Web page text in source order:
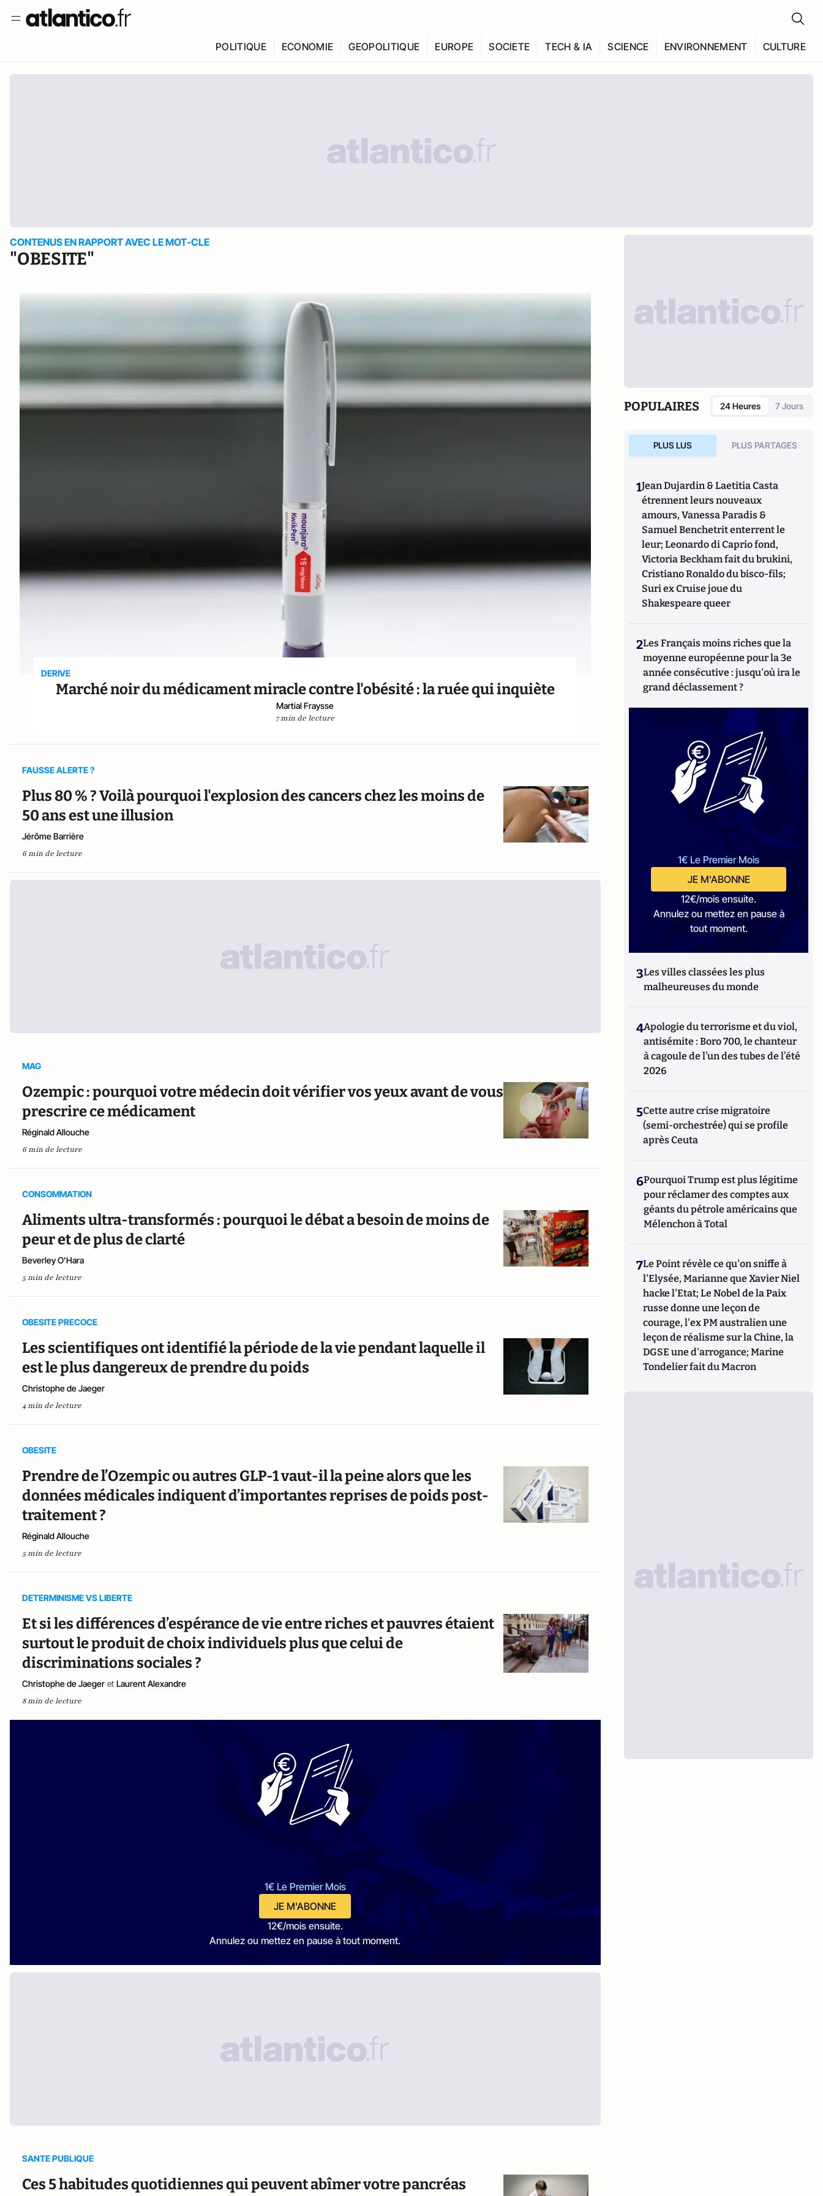
POLITIQUE ECONOMIE GEOPOLITIQUE EUROPE SOCIETE TECH & IA SCIENCE ENVIRONNEMENT CULTURE
CONTENUS EN RAPPORT AVEC LE MOT-CLE
"OBESITE"
DERIVE
Marché noir du médicament miracle contre l'obésité : la ruée qui inquiète
Martial Fraysse
7 min de lecture
FAUSSE ALERTE ?
Plus 80 % ? Voilà pourquoi l'explosion des cancers chez les moins de
50 ans est une illusion
Jérôme Barrière
6 min de lecture
MAG
Ozempic : pourquoi votre médecin doit vérifier vos yeux avant de vous
prescrire ce médicament
Réginald Allouche
6 min de lecture
CONSOMMATION
Aliments ultra-transformés : pourquoi le débat a besoin de moins de
peur et de plus de clarté
Beverley O'Hara
5 min de lecture
OBESITE PRECOCE
Les scientifiques ont identifié la période de la vie pendant laquelle il
est le plus dangereux de prendre du poids
Christophe de Jaeger
4 min de lecture
OBESITE
Prendre de l’Ozempic ou autres GLP-1 vaut-il la peine alors que les
données médicales indiquent d’importantes reprises de poids post-
traitement ?
Réginald Allouche
5 min de lecture
DETERMINISME VS LIBERTE
Et si les différences d’espérance de vie entre riches et pauvres étaient
surtout le produit de choix individuels plus que celui de
discriminations sociales ?
Christophe de Jaeger et Laurent Alexandre
8 min de lecture
1€ Le Premier Mois
JE M'ABONNE
12€/mois ensuite.
Annulez ou mettez en pause à tout moment.
SANTE PUBLIQUE
Ces 5 habitudes quotidiennes qui peuvent abîmer votre pancréas
POPULAIRES 24 Heures 7 Jours
PLUS LUS PLUS PARTAGES
1Jean Dujardin & Laetitia Casta
étrennent leurs nouveaux
amours, Vanessa Paradis &
Samuel Benchetrit enterrent le
leur; Leonardo di Caprio fond,
Victoria Beckham fait du brukini,
Cristiano Ronaldo du bisco-fils;
Suri ex Cruise joue du
Shakespeare queer
2Les Français moins riches que la
moyenne européenne pour la 3e
année consécutive : jusqu'où ira le
grand déclassement ?
1€ Le Premier Mois
JE M'ABONNE
12€/mois ensuite.
Annulez ou mettez en pause à
tout moment.
3Les villes classées les plus
malheureuses du monde
4Apologie du terrorisme et du viol,
antisémite : Boro 700, le chanteur
à cagoule de l’un des tubes de l’été
2026
5Cette autre crise migratoire
(semi-orchestrée) qui se profile
après Ceuta
6Pourquoi Trump est plus légitime
pour réclamer des comptes aux
géants du pétrole américains que
Mélenchon à Total
7Le Point révèle ce qu'on sniffe à
l'Elysée, Marianne que Xavier Niel
hacke l'Etat; Le Nobel de la Paix
russe donne une leçon de
courage, l'ex PM australien une
leçon de réalisme sur la Chine, la
DGSE une d'arrogance; Marine
Tondelier fait du Macron